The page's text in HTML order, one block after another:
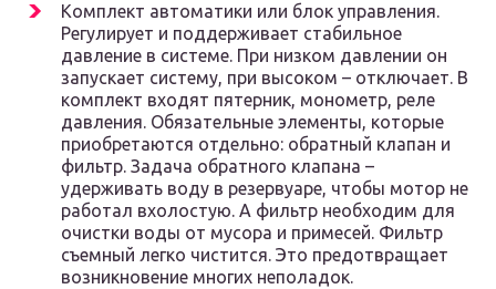
Комплект автоматики или блок управления.
Регулирует и поддерживает стабильное
давление в системе. При низком давлении он
запускает систему, при высоком – отключает. В
комплект входят пятерник, монометр, реле
давления. Обязательные элементы, которые
приобретаются отдельно: обратный клапан и
фильтр. Задача обратного клапана –
удерживать воду в резервуаре, чтобы мотор не
работал вхолостую. А фильтр необходим для
очистки воды от мусора и примесей. Фильтр
съемный легко чистится. Это предотвращает
возникновение многих неполадок.